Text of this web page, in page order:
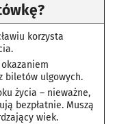
korzysta
biletów ulgowych.
życia – nieważne,
bezpłatnie. Muszą
wiek.